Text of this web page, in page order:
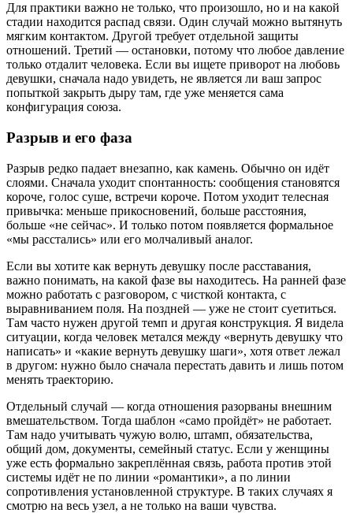
Для практики важно не только, что произошло, но и на какой
стадии находится распад связи. Один случай можно вытянуть
мягким контактом. Другой требует отдельной защиты
отношений. Третий — остановки, потому что любое давление
только отдалит человека. Если вы ищете приворот на любовь
девушки, сначала надо увидеть, не является ли ваш запрос
попыткой закрыть дыру там, где уже меняется сама
конфигурация союза.
Разрыв и его фаза
Разрыв редко падает внезапно, как камень. Обычно он идёт
слоями. Сначала уходит спонтанность: сообщения становятся
короче, голос суше, встречи короче. Потом уходит телесная
привычка: меньше прикосновений, больше расстояния,
больше «не сейчас». И только потом появляется формальное
«мы расстались» или его молчаливый аналог.
Если вы хотите как вернуть девушку после расставания,
важно понимать, на какой фазе вы находитесь. На ранней фазе
можно работать с разговором, с чисткой контакта, с
выравниванием поля. На поздней — уже не стоит суетиться.
Там часто нужен другой темп и другая конструкция. Я видела
ситуации, когда человек метался между «вернуть девушку что
написать» и «какие вернуть девушку шаги», хотя ответ лежал
в другом: нужно было сначала перестать давить и лишь потом
менять траекторию.
Отдельный случай — когда отношения разорваны внешним
вмешательством. Тогда шаблон «само пройдёт» не работает.
Там надо учитывать чужую волю, штамп, обязательства,
общий дом, документы, семейный статус. Если у женщины
уже есть формально закреплённая связь, работа против этой
системы идёт не по линии «романтики», а по линии
сопротивления установленной структуре. В таких случаях я
смотрю на весь узел, а не только на ваши чувства.